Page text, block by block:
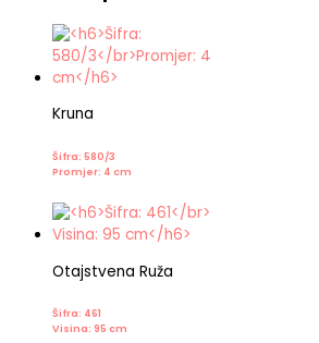
Kruna
Šifra: 580/3
Promjer: 4 cm
Otajstvena Ruža
Šifra: 461
Visina: 95 cm